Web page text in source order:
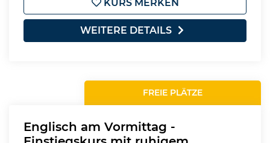
KURS MERKEN
WEITERE DETAILS
FREIE PLÄTZE
Englisch am Vormittag -